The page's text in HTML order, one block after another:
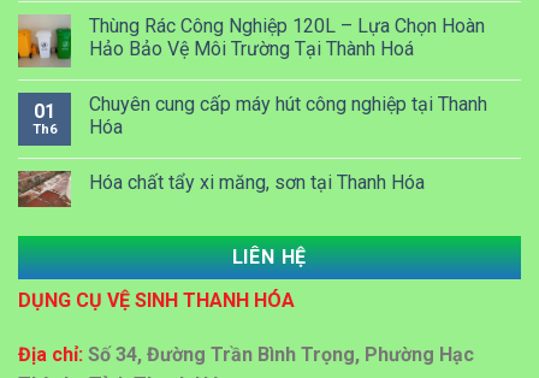
Thùng Rác Công Nghiệp 120L – Lựa Chọn Hoàn
Hảo Bảo Vệ Môi Trường Tại Thành Hoá
01
Th6
Chuyên cung cấp máy hút công nghiệp tại Thanh
Hóa
Hóa chất tẩy xi măng, sơn tại Thanh Hóa
Dung dịch Lau kính công nghiệp tại Thanh Hóa
LIÊN HỆ
DỤNG CỤ VỆ SINH THANH HÓA
Địa chỉ: Số 34, Đường Trần Bình Trọng, Phường Hạc